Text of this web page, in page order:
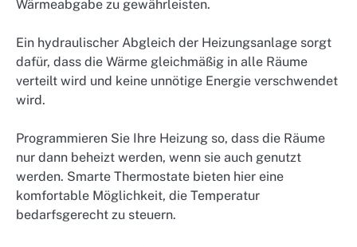
Wärmeabgabe zu gewährleisten.
Ein hydraulischer Abgleich der Heizungsanlage sorgt
dafür, dass die Wärme gleichmäßig in alle Räume
verteilt wird und keine unnötige Energie verschwendet
wird.
Programmieren Sie Ihre Heizung so, dass die Räume
nur dann beheizt werden, wenn sie auch genutzt
werden. Smarte Thermostate bieten hier eine
komfortable Möglichkeit, die Temperatur
bedarfsgerecht zu steuern.